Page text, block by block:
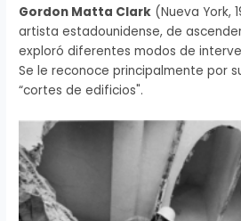
Gordon Matta Clark (Nueva York,
artista estadounidense, de
exploró diferentes modos de
Se le reconoce principalmente por
“cortes de edificios".